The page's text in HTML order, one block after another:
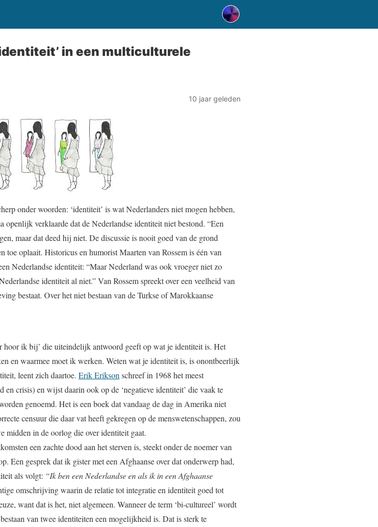
in een multiculturele
10 jaar geleden
onder woorden: ‘identiteit’ is wat Nederlanders niet mogen hebben,
verklaarde dat de Nederlandse identiteit niet bestond. “Een
maar dat deed hij niet. De discussie is nooit goed van de grond
toe oplaait. Historicus en humorist Maarten van Rossem is één van
Nederlandse identiteit: “Maar Nederland was ook vroeger niet zo
identiteit al niet.” Van Rossem spreekt over een veelheid van
bestaat. Over het niet bestaan van de Turkse of Marokkaanse
hoor ik bij’ die uiteindelijk antwoord geeft op wat je identiteit is. Het
en waarmee moet ik werken. Weten wat je identiteit is, is onontbeerlijk
leent zich daartoe. Erik Erikson schreef in 1968 het meest
crisis) en wijst daarin ook op de ‘negatieve identiteit’ die vaak te
genoemd. Het is een boek dat vandaag de dag in Amerika niet
censuur die daar vat heeft gekregen op de menswetenschappen, zou
midden in de oorlog die over identiteit gaat.
een zachte dood aan het sterven is, steekt onder de noemer van
Een gesprek dat ik gister met een Afghaanse over dat onderwerp had,
als volgt: “Ik ben een Nederlandse en als ik in een Afghaanse
omschrijving waarin de relatie tot integratie en identiteit goed tot
want dat is het, niet algemeen. Wanneer de term ‘bi-cultureel’ wordt
van twee identiteiten een mogelijkheid is. Dat is sterk te